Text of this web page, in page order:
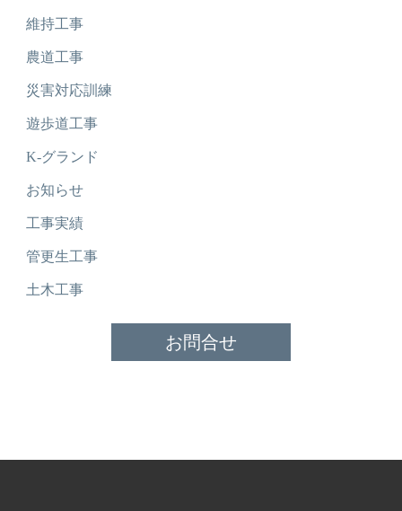
維持工事
農道工事
災害対応訓練
遊歩道工事
K-グランド
お知らせ
工事実績
管更生工事
土木工事
お問合せ